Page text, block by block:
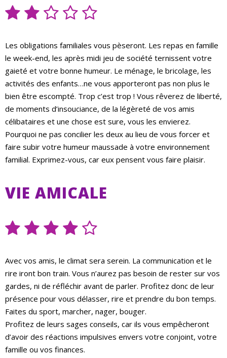
Les obligations familiales vous pèseront. Les repas en famille
le week-end, les après midi jeu de société ternissent votre
gaieté et votre bonne humeur. Le ménage, le bricolage, les
activités des enfants…ne vous apporteront pas non plus le
bien être escompté. Trop c’est trop ! Vous rêverez de liberté,
de moments d’insouciance, de la légèreté de vos amis
célibataires et une chose est sure, vous les envierez.
Pourquoi ne pas concilier les deux au lieu de vous forcer et
faire subir votre humeur maussade à votre environnement
familial. Exprimez-vous, car eux pensent vous faire plaisir.
VIE AMICALE
Avec vos amis, le climat sera serein. La communication et le
rire iront bon train. Vous n’aurez pas besoin de rester sur vos
gardes, ni de réfléchir avant de parler. Profitez donc de leur
présence pour vous délasser, rire et prendre du bon temps.
Faites du sport, marcher, nager, bouger.
Profitez de leurs sages conseils, car ils vous empêcheront
d’avoir des réactions impulsives envers votre conjoint, votre
famille ou vos finances.